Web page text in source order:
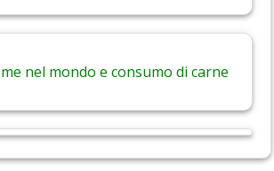
nel mondo e consumo di carne